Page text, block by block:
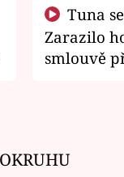
Zarazilo
smlouvě